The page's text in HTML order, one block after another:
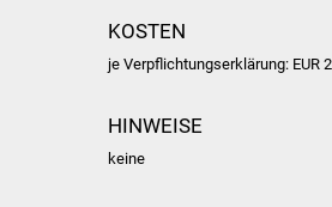
KOSTEN
je Verpflichtungserklärung: EUR
HINWEISE
keine